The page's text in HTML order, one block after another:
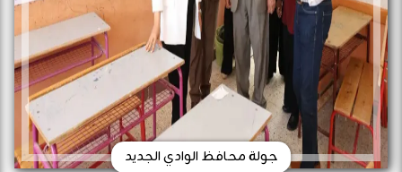
جولة محافظ الوادي الجديد